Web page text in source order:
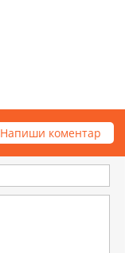
Напиши коментар